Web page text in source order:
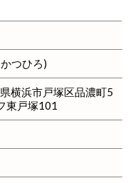
つひろ)
横浜市戸塚区品濃町5
東戸塚101